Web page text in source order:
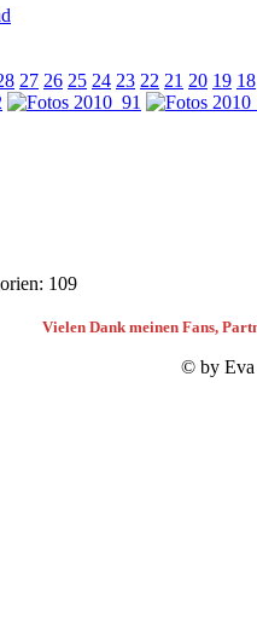
27 26 25 24 23 22 21 20 19 18
109
Vielen Dank meinen Fans,
© by Eva